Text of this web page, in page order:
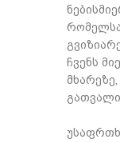
ჩვენს